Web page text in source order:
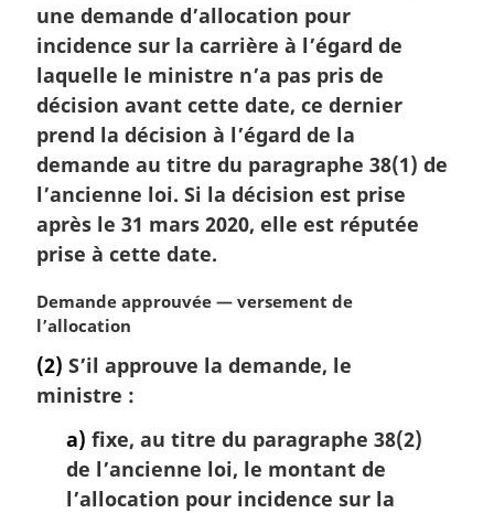
g
i
n
a
e
:
une demande d’allocation pour
incidence sur la carrière à l’égard de
laquelle le ministre n’a pas pris de
décision avant cette date, ce dernier
prend la décision à l’égard de la
demande au titre du paragraphe 38(1) de
l’ancienne loi. Si la décision est prise
après le 31 mars 2020, elle est réputée
prise à cette date.
N
o
e
m
Demande approuvée — versement de
l’allocation
(2) S’il approuve la demande, le
ministre :
a) fixe, au titre du paragraphe 38(2)
de l’ancienne loi, le montant de
l’allocation pour incidence sur la